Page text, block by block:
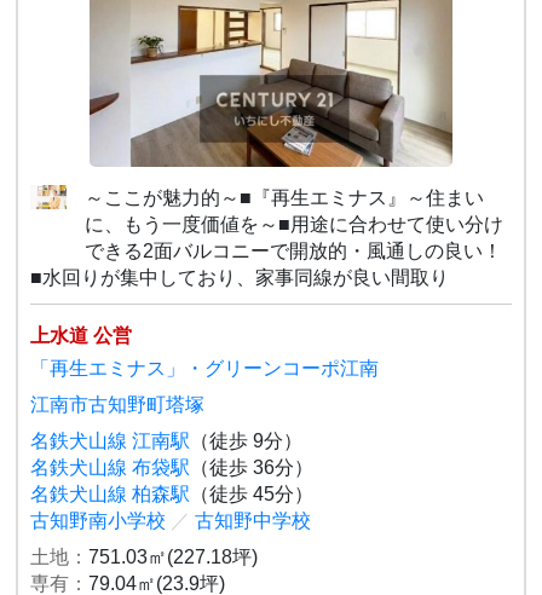
～ここが魅力的～■『再生エミナス』～住まい
に、もう一度価値を～■用途に合わせて使い分け
できる2面バルコニーで開放的・風通しの良い！
■水回りが集中しており、家事同線が良い間取り
上水道 公営
「再生エミナス」・グリーンコーポ江南
江南市古知野町塔塚
名鉄犬山線 江南駅 （徒歩 9分）
名鉄犬山線 布袋駅 （徒歩 36分）
名鉄犬山線 柏森駅 （徒歩 45分）
古知野南小学校 ／ 古知野中学校
土地：751.03㎡(227.18坪)
専有：79.04㎡(23.9坪)